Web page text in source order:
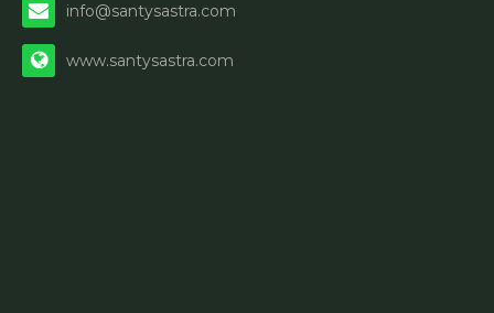
info@santysastra.com
www.santysastra.com